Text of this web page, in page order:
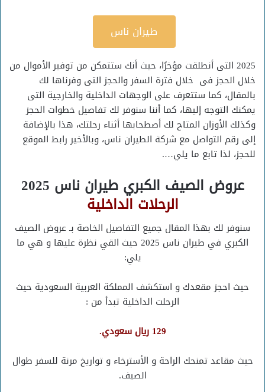
طيران ناس
2025 التى أنطلقت مؤخرًا، حيث أنك ستتمكن من توفير الأموال من
خلال الحجز فى خلال فترة السفر والحجز التى وفرناها لك
بالمقال، كما ستتعرف على الوجهات الداخلية والخارجية التى
يمكنك التوجه إليها، كما أننا سنوفر لك تفاصيل خطوات الحجز
وكذلك الأوزان المتاح لك أصطحابها أثناء رحلتك، هذا بالإضافة
إلى رقم التواصل مع شركة الطيران ناس، وبالأخير رابط الموقع
للحجز، لذا تابع ما يلي….
عروض الصيف الكبري طيران ناس 2025
الرحلات الداخلية
سنوفر لك بهذا المقال جميع التفاصيل الخاصة بـ عروض الصيف
الكبري في طيران ناس 2025 حيث القي نظرة عليها و هي ما
يلي:
حيث احجز مقعدك و استكشف المملكة العربية السعودية حيث
الرحلت الداخلية تبدأ من :
129 ريال سعودي.
حيث مقاعد تمنحك الراحة و الأسترخاء و تواريخ مرنة للسفر طوال
الصيف.